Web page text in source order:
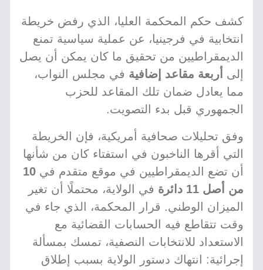
كشف حكم المحكمة العليا، الذي رفض خريطة
انتخابية في فرجينيا، عن عملية سياسية تمنع
الديمقراطيين من تحقيق ما كان يمكن أن يصل
إلى أربعة مقاعد إضافية في مجلس النواب،
مما يعادل ضمان تلك المقاعد للحزب
الجمهوري قبل بدء التصويت.
وفق تحليلات صحافية أمريكية، فإن الخريطة
التي أقرها الناخبون في استفتاء كان من شأنها
أن تضع الديمقراطيين في موقع متقدم في 10
من أصل 11 دائرة
في الولاية، محتملًا أن تغير
الميزان الوطني. قرار المحكمة، الذي جاء في
وقت تتقاطع فيه الحسابات القضائية مع
الاستعداد للانتخابات النصفية، تمسك بمسألة
إجرائية: انتهاك دستور الولاية بسبب إطلاق